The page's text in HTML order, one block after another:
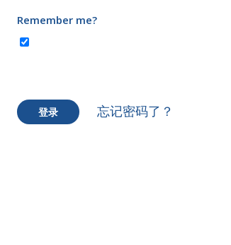
Remember me?
登录 忘记密码了？